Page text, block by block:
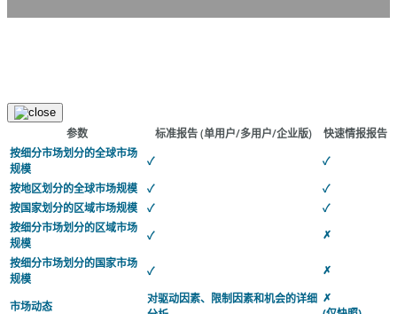
参数 标准报告(单用户/多用户/企业版)
快速情报报告
按细分市场划分的全球市场
规模
✓
✓
按地区划分的全球市场规模
✓
✓
按国家划分的区域市场规模
✓
✓
按细分市场划分的区域市场
规模
✓
✗
按细分市场划分的国家市场
规模
✓ ✗
市场动态
对驱动因素、限制因素和机会的详细 ✗